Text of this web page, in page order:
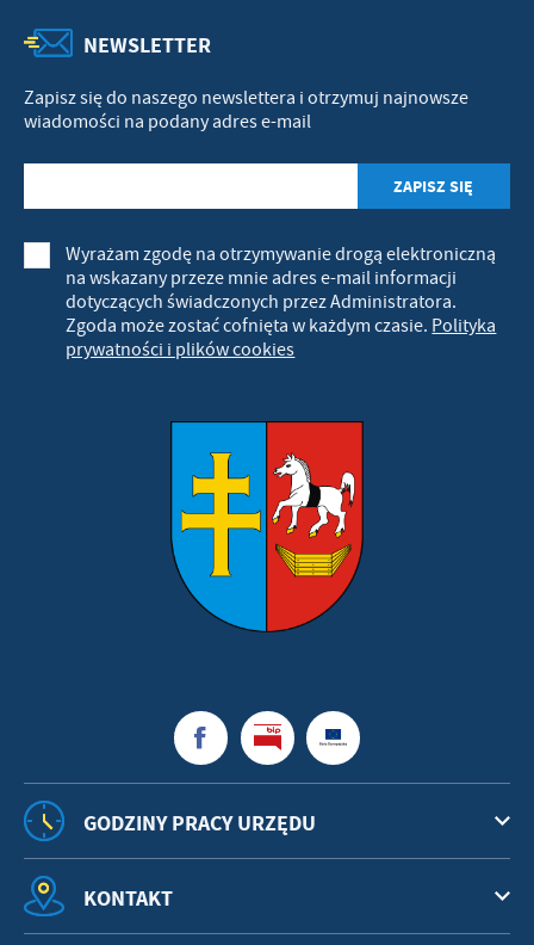
NEWSLETTER
Zapisz się do naszego newslettera i otrzymuj najnowsze
wiadomości na podany adres e-mail
Wyrażam zgodę na otrzymywanie drogą elektroniczną
na wskazany przeze mnie adres e-mail informacji
dotyczących świadczonych przez Administratora.
Zgoda może zostać cofnięta w każdym czasie. Polityka
prywatności i plików cookies
GODZINY PRACY URZĘDU
KONTAKT